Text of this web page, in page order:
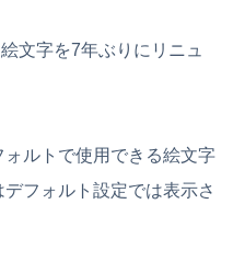
文字を7年ぶりにリニュ
ルトで使用できる絵文字
フォルト設定では表示さ